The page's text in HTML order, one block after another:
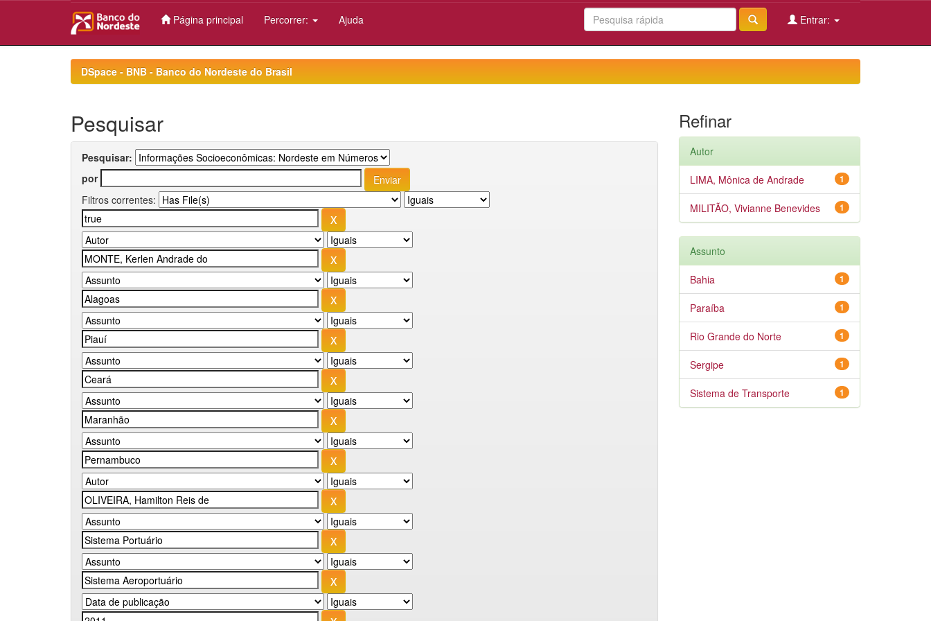
Página principal Percorrer: Ajuda Entrar:
DSpace - BNB - Banco do Nordeste do Brasil
Pesquisar
Pesquisar:
por
Filtros correntes:
Refinar
Autor
1
LIMA, Mônica de Andrade
1
MILITÃO, Vivianne Benevides
Assunto
1
Bahia
1
Paraíba
1
Rio Grande do Norte
1
Sergipe
1
Sistema de Transporte